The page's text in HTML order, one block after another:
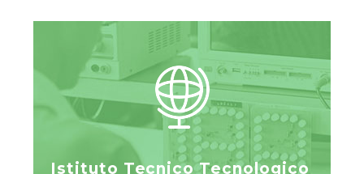
Istituto Tecnico Tecnologico